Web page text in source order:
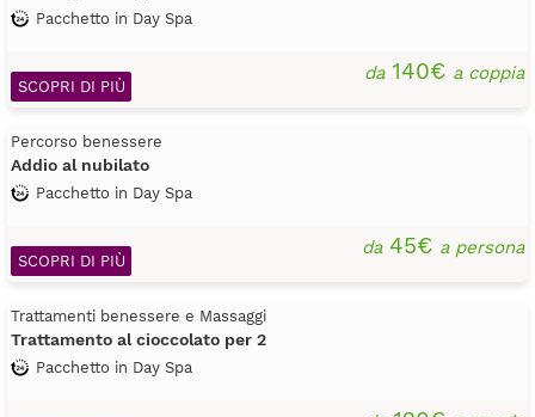
Pacchetto in Day Spa
da140€ a coppia
SCOPRI DI PIÙ
Percorso benessere
Addio al nubilato
Pacchetto in Day Spa
da45€ a persona
SCOPRI DI PIÙ
Trattamenti benessere e Massaggi
Trattamento al cioccolato per 2
Pacchetto in Day Spa